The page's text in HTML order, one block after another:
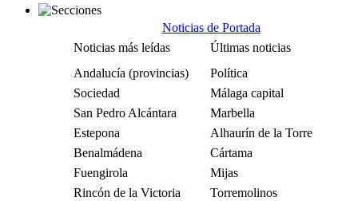
Noticias de Portada
Noticias más leídas
Últimas noticias
Andalucía (provincias)
Política
Sociedad
Málaga capital
San Pedro Alcántara
Marbella
Estepona
Alhaurín de la Torre
Benalmádena
Cártama
Fuengirola
Mijas
Rincón de la Victoria
Torremolinos